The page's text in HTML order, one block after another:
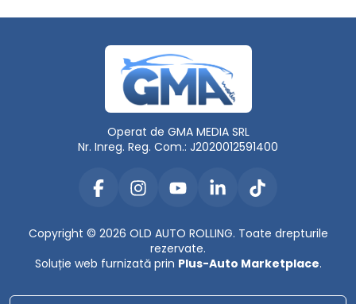
Operat de GMA MEDIA SRL
Nr. Inreg. Reg. Com.: J2020012591400
Copyright © 2026 OLD AUTO ROLLING. Toate drepturile
rezervate.
Soluție web furnizată prin Plus-Auto Marketplace.